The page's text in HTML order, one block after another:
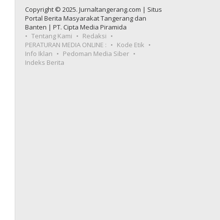
Copyright © 2025. Jurnaltangerang.com | Situs
Portal Berita Masyarakat Tangerang dan
Banten | PT. Cipta Media Piramida
Tentang Kami
Redaksi
PERATURAN MEDIA ONLINE :
Kode Etik
Info Iklan
Pedoman Media Siber
Indeks Berita